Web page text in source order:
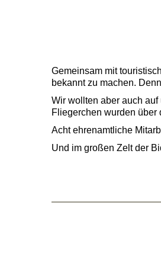
Gemeinsam mit
bekannt zu machen.
Wir wollten aber auch
Fliegerchen wurden über
Acht ehrenamtliche
Und im großen Zelt der